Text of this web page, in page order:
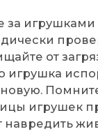
за игрушками
от
игрушка
игрушек
навредить